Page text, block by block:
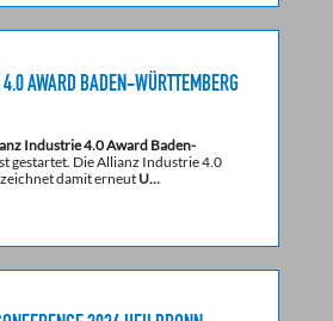
AWARD BADEN-WÜRTTEMBERG
Industrie 4.0 Award Baden-
gestartet. Die Allianz Industrie 4.0
damit erneut U…